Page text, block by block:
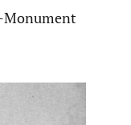
Monument